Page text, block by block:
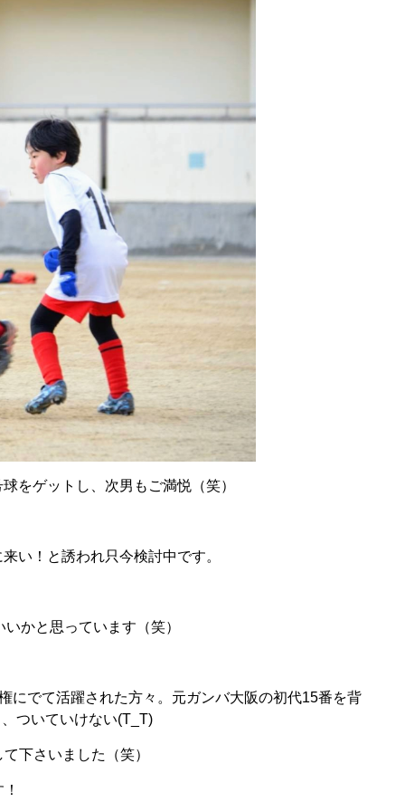
をゲットし、次男もご満悦（笑）
い！と誘われ只今検討中です。
かと思っています（笑）
にでて活躍された方々。元ガンバ大阪の初代15番を背
ついていけない(T_T)
下さいました（笑）